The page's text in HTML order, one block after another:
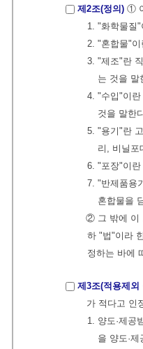
제2조(정의) ①
1. "화학물질
2. "혼합물"
3. "제조"란
는 것을
4. "수입"이란
것을 말한
5. "용기"란
리, 비닐포
6. "포장"이
7. "반제품용
혼합물을
② 그 밖에 이
하 "법"이라
정하는 바에
제3조(적용제외
가 적다고 인
1. 양도·제공
을 양도·